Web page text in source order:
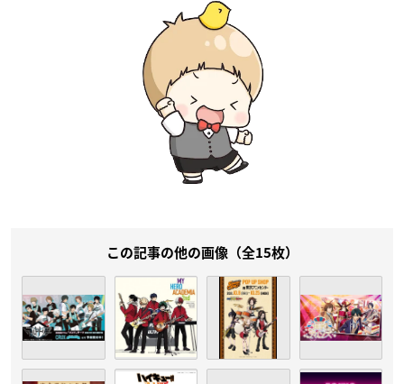
この記事の他の画像（全15枚）